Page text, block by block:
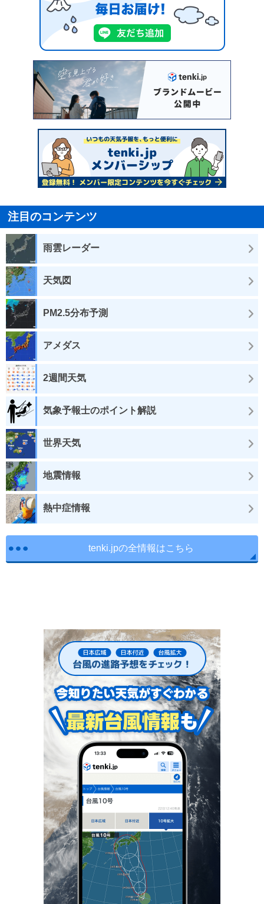
注目のコンテンツ
雨雲レーダー
天気図
PM2.5分布予測
アメダス
2週間天気
気象予報士のポイント解説
世界天気
地震情報
熱中症情報
tenki.jpの全情報はこちら